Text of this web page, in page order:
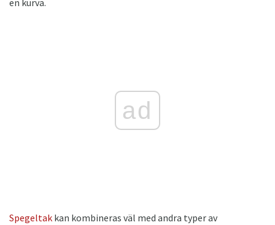
en kurva.
ad
Spegeltak kan kombineras väl med andra typer av